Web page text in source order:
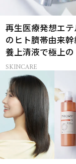
再生医療発想エ
のヒト臍帯由来
養上清液で極上
感ハリ肌」へ
SKINCARE